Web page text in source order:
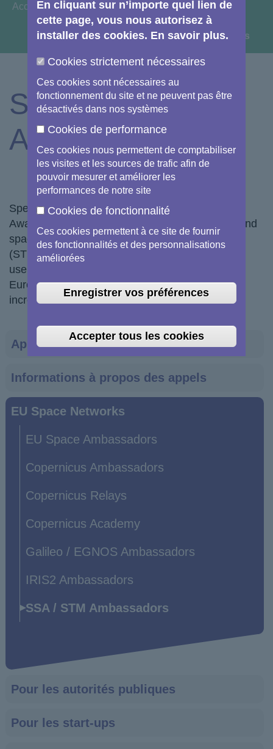
You are here:
Accueil node
View image information & credits
SSA / STM
Ambassadors
Main
navigation
Appels d'offres et subventions
Informations à propos des appels
EU Space Networks
EU Space Ambassadors
Copernicus Ambassadors
Copernicus Relays
Copernicus Academy
Galileo / EGNOS Ambassadors
IRIS2 Ambassadors
SSA / STM Ambassadors
Pour les autorités publiques
Pour les start-ups
Specialists in the use of Space Situational
Awareness (SSA) for monitoring space objects and
space weather or in Space Traffic Management
(STM), which can promote safe operations for all
users of space. They promote best practices in
Europe and internationally to help manage the
increasingly crowded orbital environment.
En cliquant sur n’importe quel lien de
cette page, vous nous autorisez à
installer des cookies. En savoir plus.
Cookies strictement nécessaires
Ces cookies sont nécessaires au
fonctionnement du site et ne peuvent pas être
désactivés dans nos systèmes
Cookies de performance
Ces cookies nous permettent de comptabiliser
les visites et les sources de trafic afin de
pouvoir mesurer et améliorer les
performances de notre site
Cookies de fonctionnalité
Ces cookies permettent à ce site de fournir
des fonctionnalités et des personnalisations
améliorées
Enregistrer vos préférences
Accepter tous les cookies